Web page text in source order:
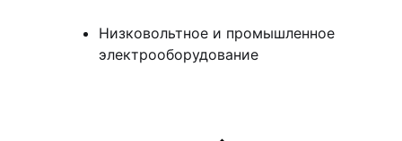
Низковольтное и промышленное
электрооборудование